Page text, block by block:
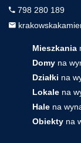
798 280 189
Mieszkania
Domy na
Działki na
Lokale na
Hale na
Obiekty na